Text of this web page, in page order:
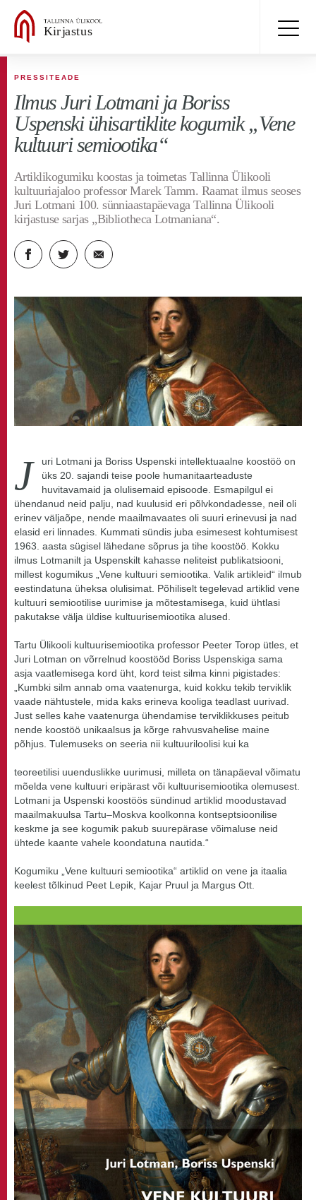
PRESSITEADE
Ilmus Juri Lotmani ja Boriss
Uspenski ühisartiklite kogumik „Vene
kultuuri semiootika“
Artiklikogumiku koostas ja toimetas Tallinna Ülikooli
kultuuriajaloo professor Marek Tamm. Raamat ilmus seoses
Juri Lotmani 100. sünniaastapäevaga Tallinna Ülikooli
kirjastuse sarjas „Bibliotheca Lotmaniana“.
J
uri Lotmani ja Boriss Uspenski intellektuaalne koostöö on
üks 20. sajandi teise poole humanitaarteaduste
huvitavamaid ja olulisemaid episoode. Esmapilgul ei
ühendanud neid palju, nad kuulusid eri põlvkondadesse, neil oli
erinev väljaõpe, nende maailmavaates oli suuri erinevusi ja nad
elasid eri linnades. Kummati sündis juba esimesest kohtumisest
1963. aasta sügisel lähedane sõprus ja tihe koostöö. Kokku
ilmus Lotmanilt ja Uspenskilt kahasse neliteist publikatsiooni,
millest kogumikus „Vene kultuuri semiootika. Valik artikleid“ ilmub
eestindatuna üheksa olulisimat. Põhiliselt tegelevad artiklid vene
kultuuri semiootilise uurimise ja mõtestamisega, kuid ühtlasi
pakutakse välja üldise kultuurisemiootika alused.
Tartu Ülikooli kultuurisemiootika professor Peeter Torop ütles, et
Juri Lotman on võrrelnud koostööd Boriss Uspenskiga sama
asja vaatlemisega kord üht, kord teist silma kinni pigistades:
„Kumbki silm annab oma vaatenurga, kuid kokku tekib terviklik
vaade nähtustele, mida kaks erineva kooliga teadlast uurivad.
Just selles kahe vaatenurga ühendamise terviklikkuses peitub
nende koostöö unikaalsus ja kõrge rahvusvahelise maine
põhjus. Tulemuseks on seeria nii kultuuriloolisi kui ka
teoreetilisi uuenduslikke uurimusi, milleta on tänapäeval võimatu
mõelda vene kultuuri eripärast või kultuurisemiootika olemusest.
Lotmani ja Uspenski koostöös sündinud artiklid moodustavad
maailmakuulsa Tartu–Moskva koolkonna kontseptsioonilise
keskme ja see kogumik pakub suurepärase võimaluse neid
ühtede kaante vahele koondatuna nautida.“
Kogumiku „Vene kultuuri semiootika“ artiklid on vene ja itaalia
keelest tõlkinud Peet Lepik, Kajar Pruul ja Margus Ott.